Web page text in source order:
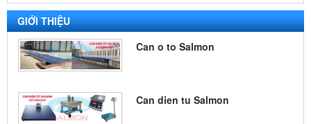
GIỚI THIỆU
Can o to Salmon
Can dien tu Salmon